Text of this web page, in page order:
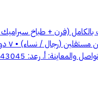
بتصميم عملي ومريح • ٩ مكيفات